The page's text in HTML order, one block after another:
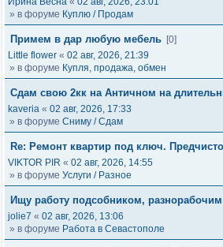
» в форуме Куплю / Продам
Примем в дар любую мебель [0]
Little flower « 02 авг, 2026, 21:39
» в форуме Купля, продажа, обмен
Сдам свою 2кк на Античном на
kaveria « 02 авг, 2026, 17:33
» в форуме Сниму / Сдам
Re: Ремонт квартир под ключ.
VIKTOR PIR « 02 авг, 2026, 14:55
» в форуме Услуги / Разное
Ищу работу подсобником, разнорабочим
jolie7 « 02 авг, 2026, 13:06
» в форуме Работа в Севастополе